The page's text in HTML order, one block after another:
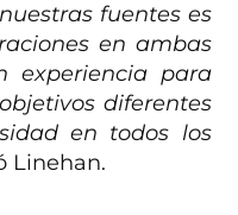
fuentes es
en ambas
experiencia para
diferentes
en todos los
Linehan.